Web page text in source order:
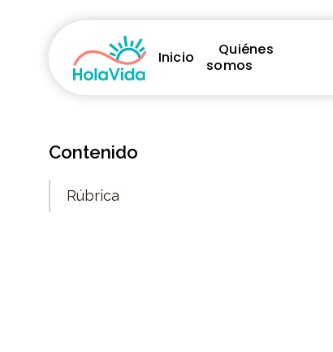
Inicio
Quiénes
somos
Contenido
Rúbrica